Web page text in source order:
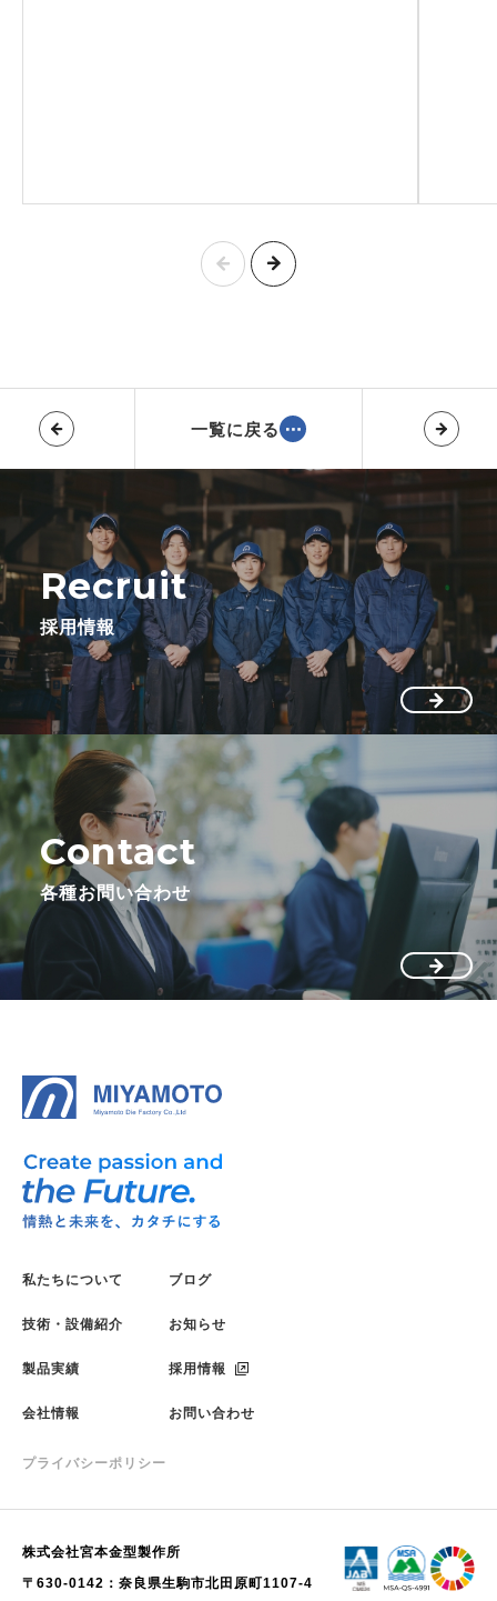
一覧に戻る
Recruit
採用情報
Contact
各種お問い合わせ
私たちについて
技術・設備紹介
製品実績
会社情報
ブログ
お知らせ
採用情報
お問い合わせ
プライバシーポリシー
株式会社宮本金型製作所
〒630-0142：奈良県生駒市北田原町1107-4